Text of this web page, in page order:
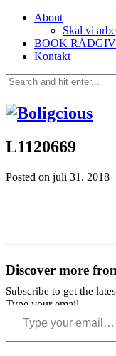
About
Skal vi
BOOK
Kontakt
L1120669
Posted on juli 31, 2018
Discover more
Subscribe to get the
Type your email…